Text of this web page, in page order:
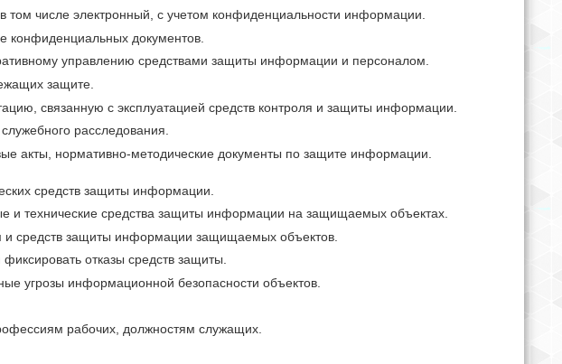
том числе электронный, с учетом конфиденциальности информации.
конфиденциальных документов.
управлению средствами защиты информации и персоналом.
защите.
связанную с эксплуатацией средств контроля и защиты информации.
расследования.
акты, нормативно-методические документы по защите информации.
средств защиты информации.
и технические средства защиты информации на защищаемых объектах.
и средств защиты информации защищаемых объектов.
отказы средств защиты.
угрозы информационной безопасности объектов.
рабочих, должностям служащих.